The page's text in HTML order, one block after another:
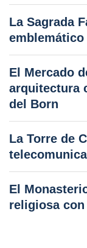
La Sagrada
El Mercado
arquitectura
del Born
La Torre de
El
religiosa